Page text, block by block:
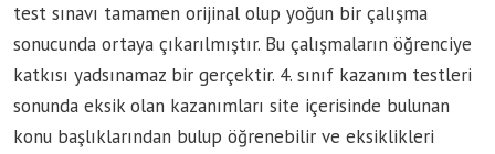
test sınavı tamamen orijinal olup yoğun bir çalışma
sonucunda ortaya çıkarılmıştır. Bu çalışmaların öğrenciye
katkısı yadsınamaz bir gerçektir. 4. sınıf kazanım testleri
sonunda eksik olan kazanımları site içerisinde bulunan
konu başlıklarından bulup öğrenebilir ve eksiklikleri